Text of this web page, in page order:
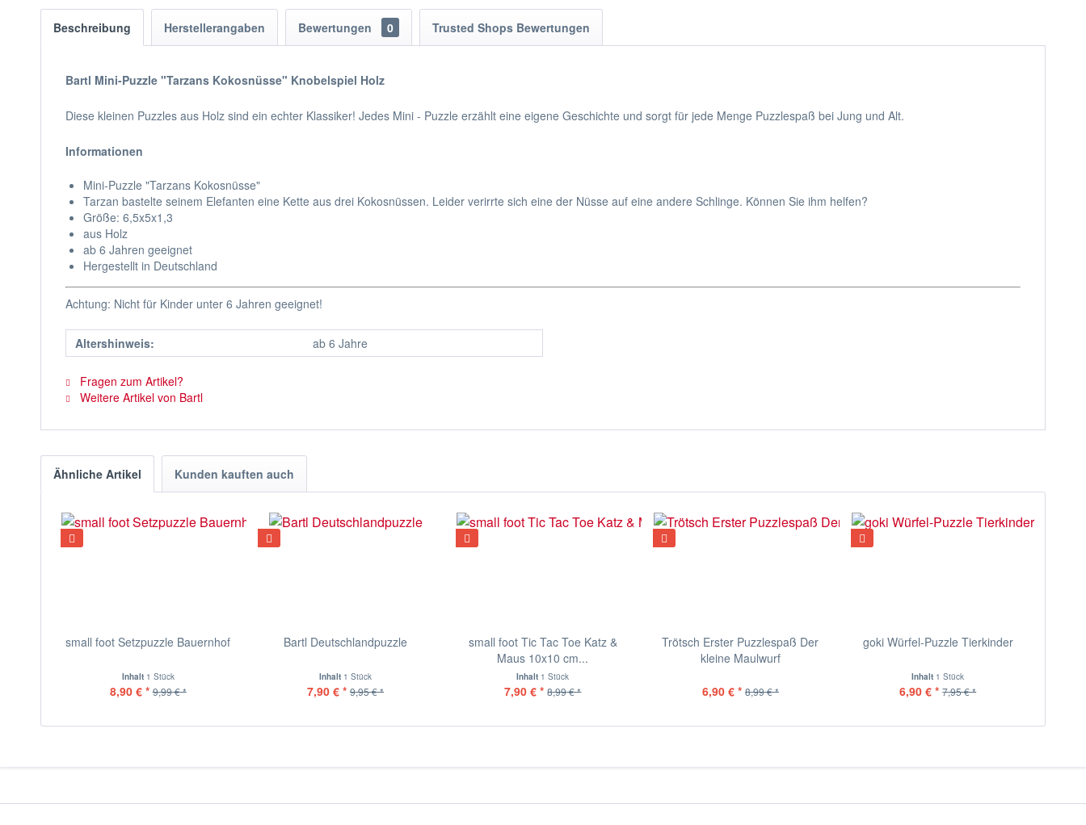
Beschreibung Herstellerangaben Bewertungen 0 Trusted Shops Bewertungen
Bartl Mini-Puzzle "Tarzans Kokosnüsse" Knobelspiel Holz
Diese kleinen Puzzles aus Holz sind ein echter Klassiker! Jedes Mini - Puzzle erzählt eine eigene Geschichte und sorgt für jede Menge Puzzlespaß bei Jung und Alt.
Informationen
Mini-Puzzle "Tarzans Kokosnüsse"
Tarzan bastelte seinem Elefanten eine Kette aus drei Kokosnüssen. Leider verirrte sich eine der Nüsse auf eine andere Schlinge. Können Sie ihm helfen?
Größe: 6,5x5x1,3
aus Holz
ab 6 Jahren geeignet
Hergestellt in Deutschland
Achtung: Nicht für Kinder unter 6 Jahren geeignet!
Altershinweis: ab 6 Jahre
Fragen zum Artikel?
Weitere Artikel von Bartl
Ähnliche Artikel Kunden kauften auch
small foot Setzpuzzle Bauernhof
Inhalt 1 Stück
8,90 € * 9,99 € *
Bartl Deutschlandpuzzle
Inhalt 1 Stück
7,90 € * 9,95 € *
small foot Tic Tac Toe Katz &
Maus 10x10 cm...
Inhalt 1 Stück
7,90 € * 8,99 € *
Trötsch Erster Puzzlespaß Der
kleine Maulwurf
6,90 € * 8,99 € *
goki Würfel-Puzzle Tierkinder
Inhalt 1 Stück
6,90 € * 7,95 € *